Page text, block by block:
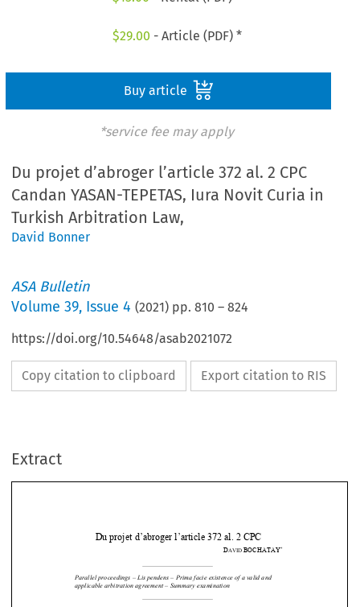
$29.00 - Article (PDF) *
Buy article
*service fee may apply
Du projet d’abroger l’article 372 al. 2 CPC
Candan YASAN-TEPETAS, Iura Novit Curia in
Turkish Arbitration Law,
David Bonner
ASA Bulletin
Volume39, Issue 4 (2021) pp.810 –824
https://doi.org/10.54648/asab2021072
Copy citation to clipboard Export citation to RIS
Extract
 
  



Du projet d’abroger l’article 372 al. 2 CPC
Parallel proceedings – Lis pendens – Prima facie existence of a valid and
applicable arbitration agreement – Summary examination
Introduction
L’article 372 al. 2 CPC prévoit :